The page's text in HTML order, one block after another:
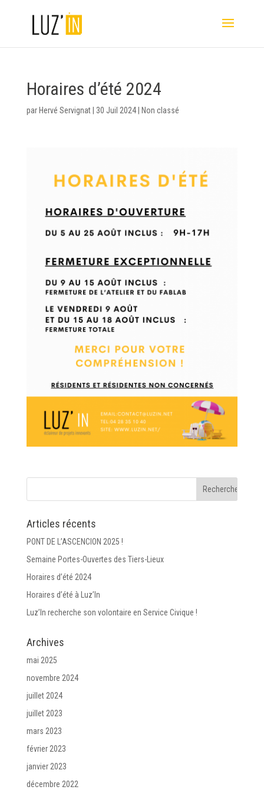
Horaires d’été 2024
par Hervé Servignat| 30 Juil 2024| Non classé
Articles récents
PONT DE L’ASCENCION 2025 !
Semaine Portes-Ouvertes des Tiers-Lieux
Horaires d’été 2024
Horaires d’été à Luz’In
Luz’In recherche son volontaire en Service Civique !
Archives
mai 2025
novembre 2024
juillet 2024
juillet 2023
mars 2023
février 2023
janvier 2023
décembre 2022